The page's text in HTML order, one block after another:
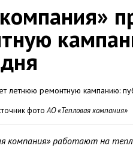
фотоАО «Тепловая компания»
компания» работают на